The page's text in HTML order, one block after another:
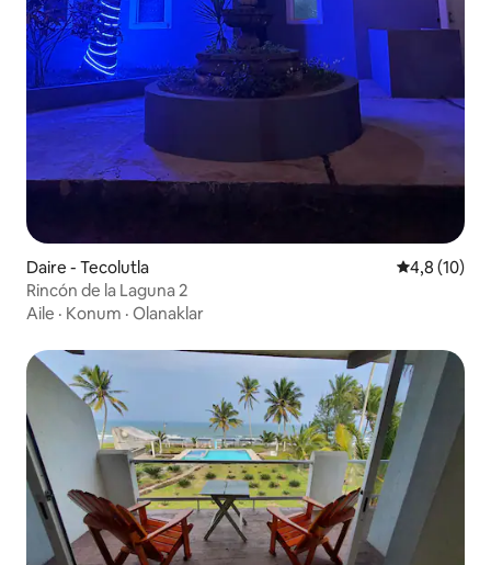
Daire - Tecolutla 5 üzerinden
4,8 (10)
Rincón de la Laguna 2
Aile · Konum · Olanaklar